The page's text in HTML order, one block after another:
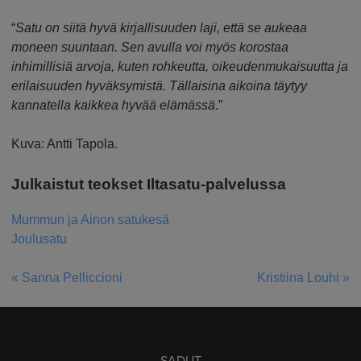
“Satu on siitä hyvä kirjallisuuden laji, että se aukeaa
moneen suuntaan. Sen avulla voi myös korostaa
inhimillisiä arvoja, kuten rohkeutta, oikeudenmukaisuutta ja
erilaisuuden hyväksymistä. Tällaisina aikoina täytyy
kannatella kaikkea hyvää elämässä.”
Kuva: Antti Tapola.
Julkaistut teokset Iltasatu-palvelussa
Mummun ja Ainon satukesä
Joulusatu
ARTIKKELIEN
« Sanna Pelliccioni Kristiina Louhi »